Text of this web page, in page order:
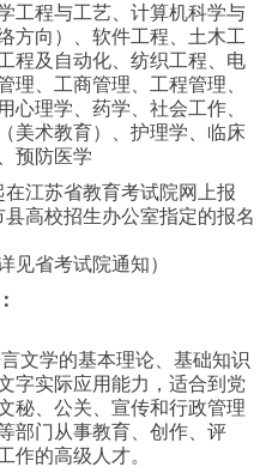
工程与工艺、 计算机科学与
方向）、 软件工程、 土木工
程及自动化、 纺织工程、 电
理、 工商管理、 工程管理、
心理学、 药学、社会工作、
美术教育）、护理学、 临床
预防医学
江苏省教育考试院网上报
高校招生办公室指定的报名
见省考试院通知）
文学的基本理论、基础知识
字实际应用能力，适合到党
秘、公关、宣传和行政管理
部门从事教育、创作、评
作的高级人才。